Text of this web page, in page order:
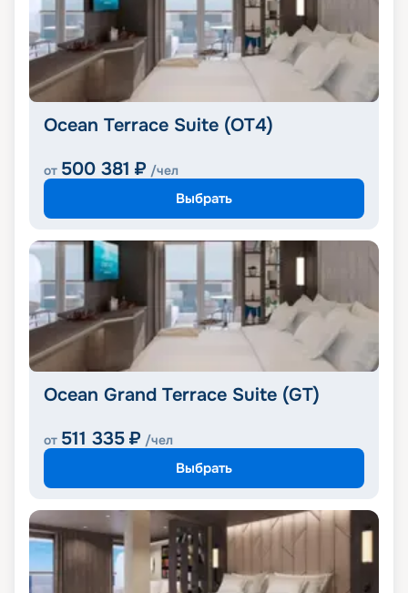
Ocean Terrace Suite (OT4)
от 500 381 ₽ /чел
Выбрать
Ocean Grand Terrace Suite (GT)
от 511 335 ₽ /чел
Выбрать